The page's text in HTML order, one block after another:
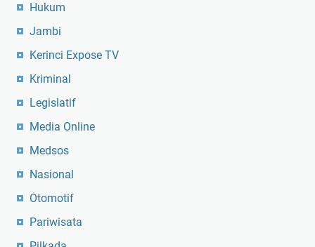
Hukum
Jambi
Kerinci Expose TV
Kriminal
Legislatif
Media Online
Medsos
Nasional
Otomotif
Pariwisata